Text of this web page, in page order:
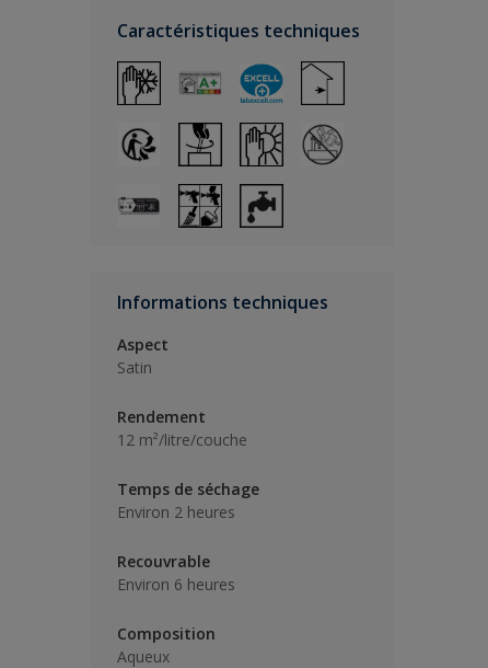
Caractéristiques techniques
Informations techniques
Aspect
Satin
Rendement
12 m²/litre/couche
Temps de séchage
Environ 2 heures
Recouvrable
Environ 6 heures
Composition
Aqueux